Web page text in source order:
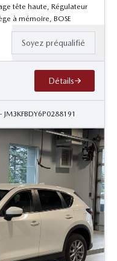
tête haute, Régulateur
à mémoire, BOSE
Soyez préqualifié
Détails
- JM3KFBDY6P0288191